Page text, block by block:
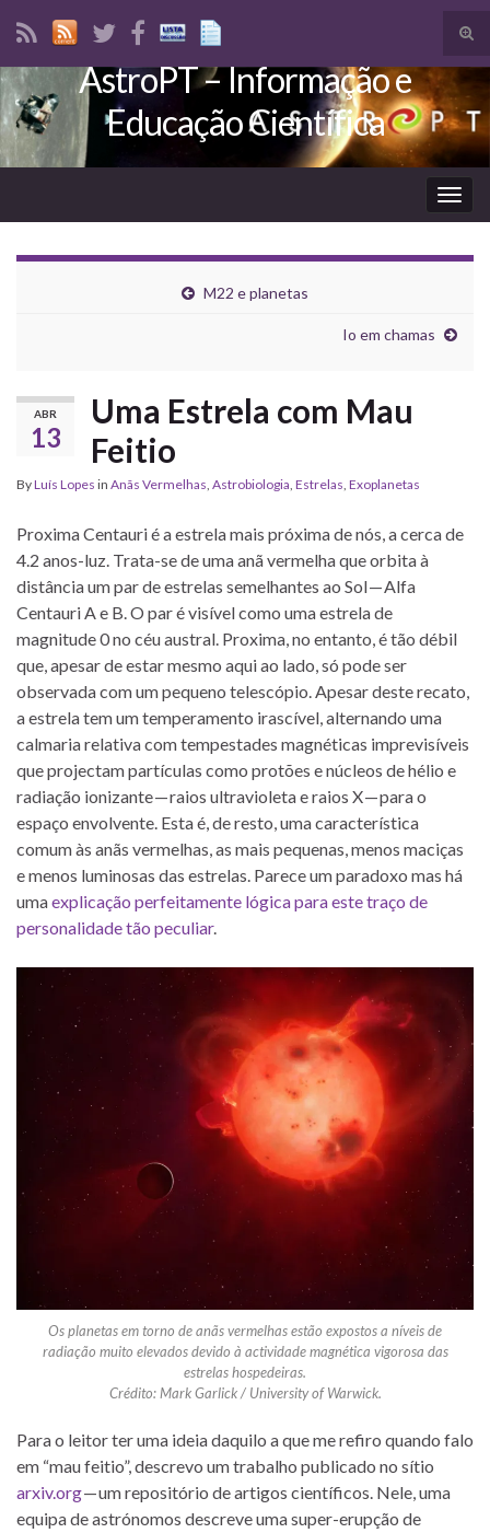
Search for:
AstroPT – Informação e
Educação Científica
M22 e planetas
Io em chamas
ABR
13
Uma Estrela com Mau
Feitio
ByLuís Lopes in Anãs Vermelhas, Astrobiologia, Estrelas, Exoplanetas
Proxima Centauri é a estrela mais próxima de nós, a cerca de
4.2 anos-luz. Trata-se de uma anã vermelha que orbita à
distância um par de estrelas semelhantes ao Sol — Alfa
Centauri A e B. O par é visível como uma estrela de
magnitude 0 no céu austral. Proxima, no entanto, é tão débil
que, apesar de estar mesmo aqui ao lado, só pode ser
observada com um pequeno telescópio. Apesar deste recato,
a estrela tem um temperamento irascível, alternando uma
calmaria relativa com tempestades magnéticas imprevisíveis
que projectam partículas como protões e núcleos de hélio e
radiação ionizante — raios ultravioleta e raios X — para o
espaço envolvente. Esta é, de resto, uma característica
comum às anãs vermelhas, as mais pequenas, menos maciças
e menos luminosas das estrelas. Parece um paradoxo mas há
umaexplicação perfeitamente lógica para este traço de
personalidade tão peculiar.
Os planetas em torno de anãs vermelhas estão expostos a níveis de
radiação muito elevados devido à actividade magnética vigorosa das
estrelas hospedeiras.
Crédito: Mark Garlick / University of Warwick.
Para o leitor ter uma ideia daquilo a que me refiro quando falo
em “mau feitio”, descrevo um trabalho publicado no sítio
arxiv.org— um repositório de artigos científicos. Nele, uma
equipa de astrónomos descreve uma super-erupção de